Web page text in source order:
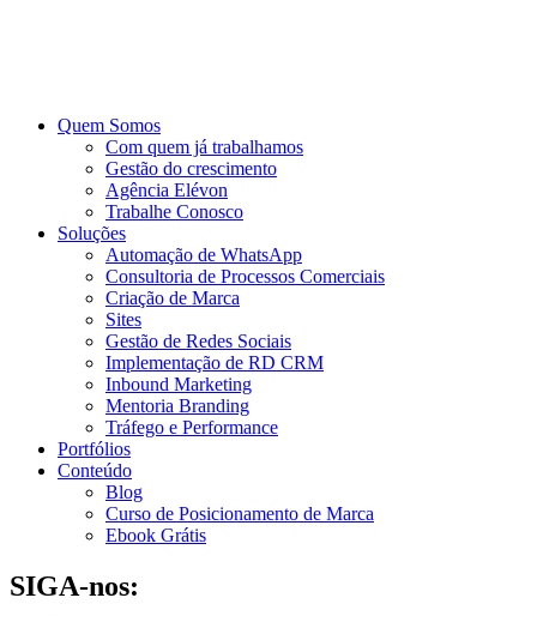
Quem Somos
Com quem já trabalhamos
Gestão do crescimento
Agência Elévon
Trabalhe Conosco
Soluções
Automação de WhatsApp
Consultoria de Processos Comerciais
Criação de Marca
Sites
Gestão de Redes Sociais
Implementação de RD CRM
Inbound Marketing
Mentoria Branding
Tráfego e Performance
Portfólios
Conteúdo
Blog
Curso de Posicionamento de Marca
Ebook Grátis
SIGA-nos: